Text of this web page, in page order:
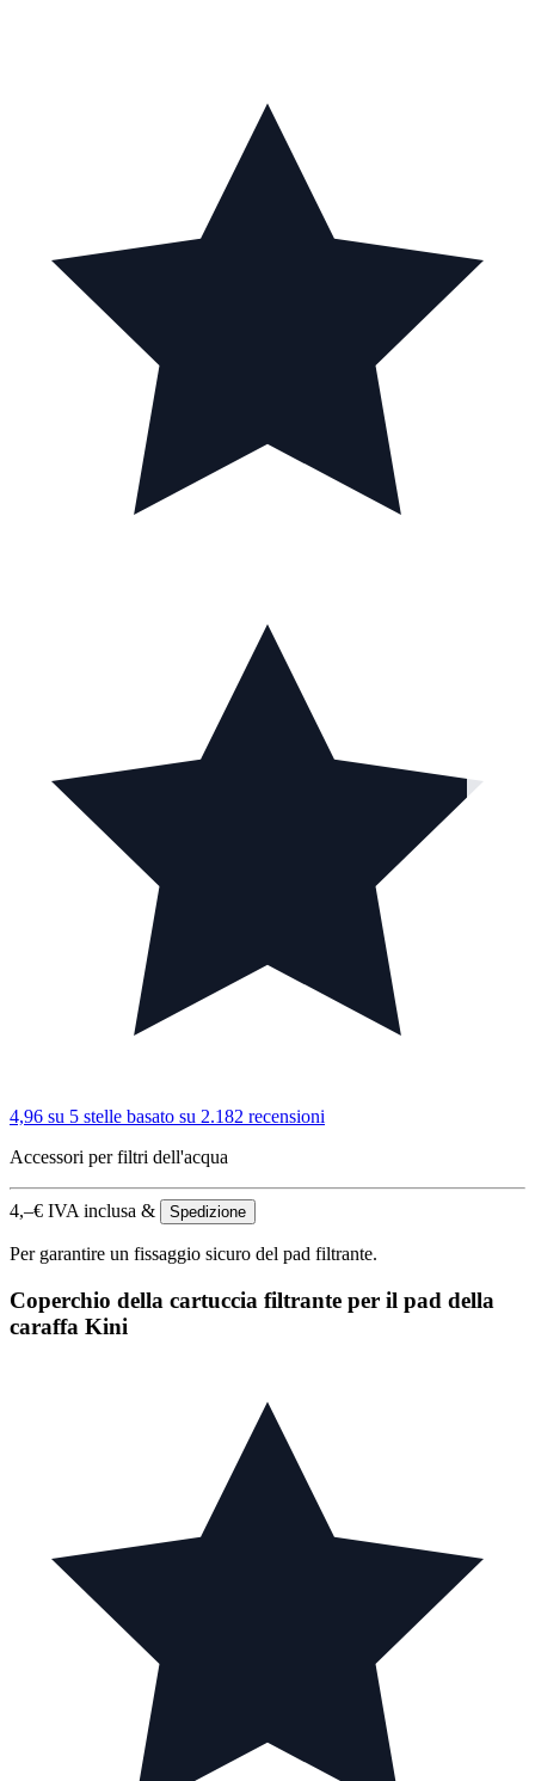
4,96 su 5 stelle basato su 2.182 recensioni
Accessori per filtri dell'acqua
4,–€ IVA inclusa & Spedizione
Per garantire un fissaggio sicuro del pad filtrante.
Coperchio della cartuccia filtrante per il pad della
caraffa Kini